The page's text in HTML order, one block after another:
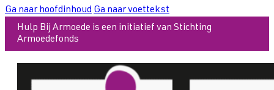
Ga naar hoofdinhoud Ga naar voettekst
Hulp Bij Armoede is een initiatief van Stichting
Armoedefonds